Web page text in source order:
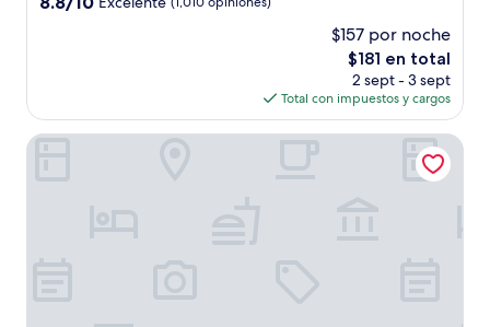
$157 por noche
El
precio
actual
es
de
$181 en total
2 sept - 3 sept
Total con impuestos y cargos
Mimslyn Inn Historic Hotels Of America